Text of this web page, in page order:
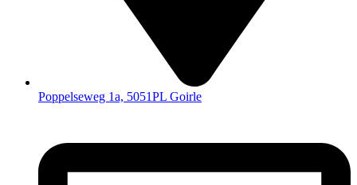
Poppelseweg 1a, 5051PL Goirle